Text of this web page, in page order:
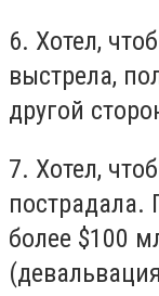
6. Хотел,
выстрела,
другой
7. Хотел,
пострадала.
более $100